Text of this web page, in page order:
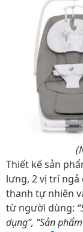
Thiết kế sản
lưng, 2 vị trí ngả
thanh tự nhiên
từ người dùng:
dụng”, “Sản